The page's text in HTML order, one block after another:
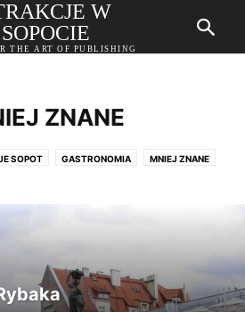
W
SOPOCIE
THE ART OF PUBLISHING
ZNANE
SOPOT GASTRONOMIA MNIEJ ZNANE